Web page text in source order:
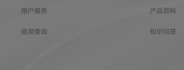
用户服务
追溯查询
产品百科
知识问答